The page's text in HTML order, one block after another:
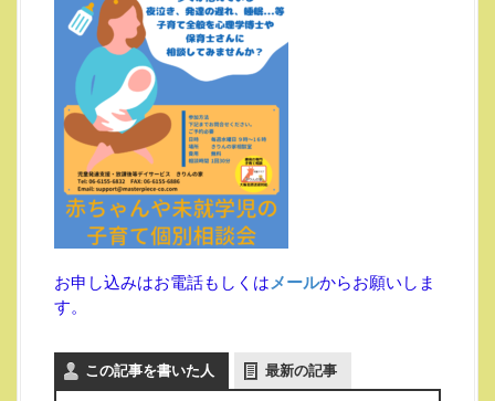
お申し込みはお電話もしくは メールからお願いしま
す。
この記事を書いた人 最新の記事